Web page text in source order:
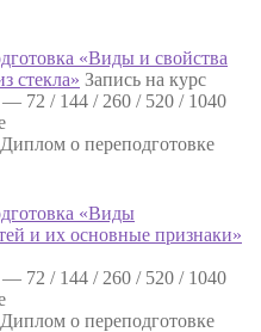
«Виды и свойства
стекла» Запись на курс
— 72 / 144 / 260 / 520 / 1040
Диплом о переподготовке
«Виды
и их основные признаки»
— 72 / 144 / 260 / 520 / 1040
Диплом о переподготовке